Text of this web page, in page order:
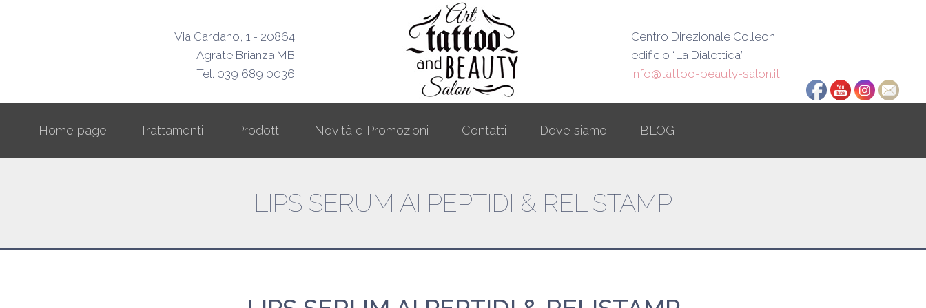
Via Cardano, 1 - 20864
Agrate Brianza MB
Tel. 039 689 0036
Centro Direzionale Colleoni
edificio “La Dialettica”
info@tattoo-beauty-salon.it
Home page Trattamenti Prodotti Novità e Promozioni Contatti Dove siamo BLOG
LIPS SERUM AI PEPTIDI & RELISTAMP